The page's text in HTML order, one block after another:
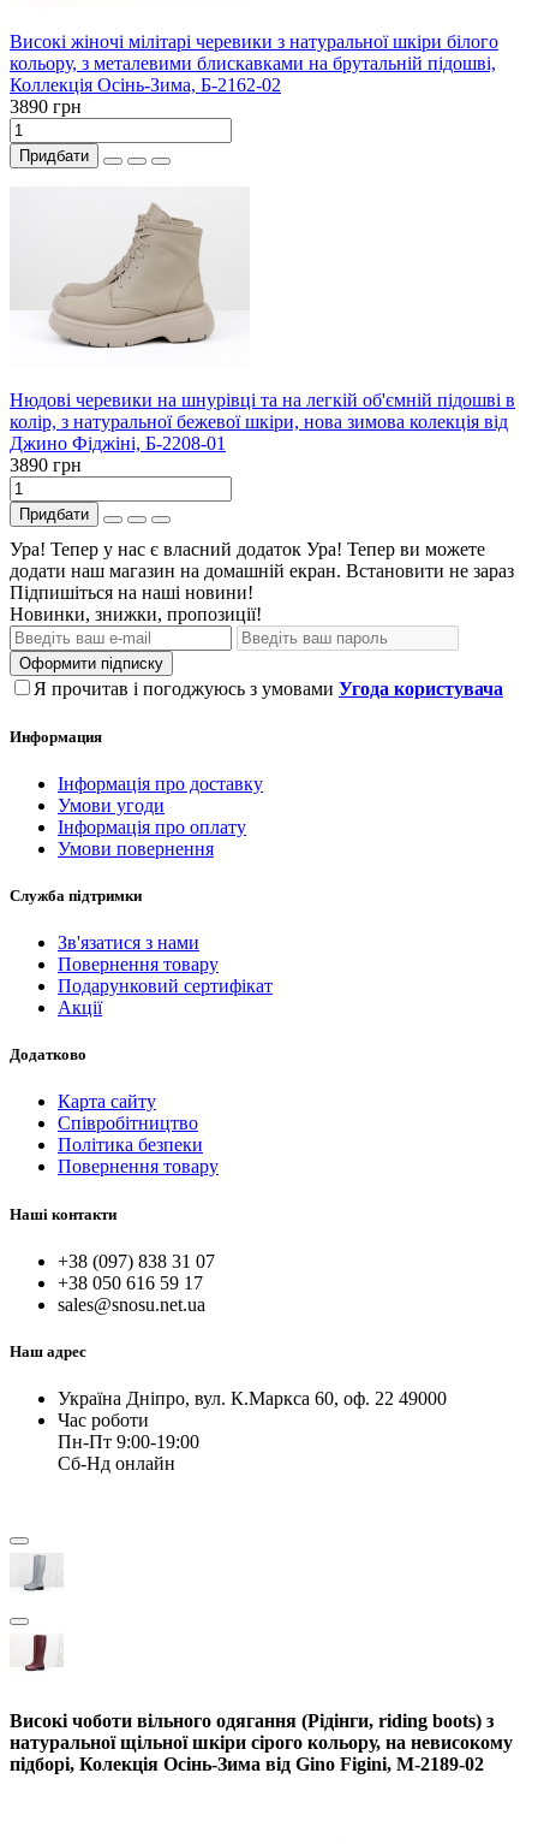
Високі жіночі мілітарі черевики з натуральної шкіри білого
кольору, з металевими блискавками на брутальній підошві,
Коллекція Осінь-Зима, Б-2162-02
3890 грн
Придбати
Нюдові черевики на шнурівці та на легкій об'ємній підошві в
колір, з натуральної бежевої шкіри, нова зимова колекція від
Джино Фіджіні, Б-2208-01
3890 грн
Придбати
Ура! Тепер у нас є власний додаток Ура! Тепер ви можете
додати наш магазин на домашній екран. Встановити не зараз
Підпишіться на наші новини!
Новинки, знижки, пропозиції!
Оформити підписку
Я прочитав і погоджуюсь з умовами Угода користувача
Информация
Інформація про доставку
Умови угоди
Інформація про оплату
Умови повернення
Служба підтримки
Зв'язатися з нами
Повернення товару
Подарунковий сертифікат
Акції
Додатково
Карта сайту
Співробітництво
Політика безпеки
Повернення товару
Наші контакти
+38 (097) 838 31 07
+38 050 616 59 17
sales@snosu.net.ua
Наш адрес
Україна Дніпро, вул. К.Маркса 60, оф. 22 49000
Час роботи
Пн-Пт 9:00-19:00
Сб-Нд онлайн
Високі чоботи вільного одягання (Рідінги, riding boots) з
натуральної щільної шкіри сірого кольору, на невисокому
підборі, Колекція Осінь-Зима від Gino Figini, М-2189-02